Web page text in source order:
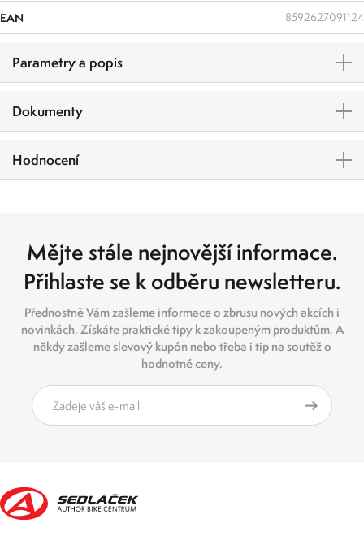
EAN 8592627091124
Parametry a popis
Dokumenty
Hodnocení
Mějte stále nejnovější informace.
Přihlaste se k odběru newsletteru.
Přednostně Vám zašleme informace o zbrusu nových akcích i
novinkách. Získáte praktické tipy k zakoupeným produktům. A
někdy zašleme slevový kupón nebo třeba i tip na soutěž o
hodnotné ceny.